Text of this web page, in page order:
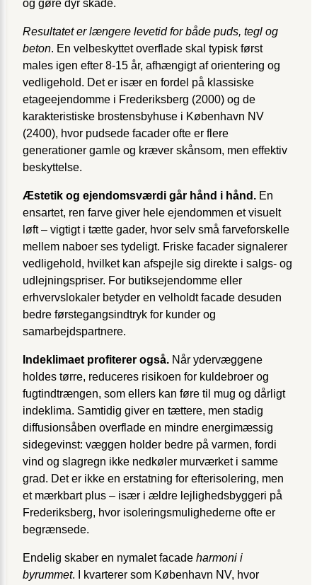
og gøre dyr skade.
Resultatet er længere levetid for både puds, tegl og
beton. En velbeskyttet overflade skal typisk først
males igen efter 8-15 år, afhængigt af orientering og
vedligehold. Det er især en fordel på klassiske
etageejendomme i Frederiksberg (2000) og de
karakteristiske brostensbyhuse i København NV
(2400), hvor pudsede facader ofte er flere
generationer gamle og kræver skånsom, men effektiv
beskyttelse.
Æstetik og ejendomsværdi går hånd i hånd. En
ensartet, ren farve giver hele ejendommen et visuelt
løft – vigtigt i tætte gader, hvor selv små farveforskelle
mellem naboer ses tydeligt. Friske facader signalerer
vedligehold, hvilket kan afspejle sig direkte i salgs- og
udlejningspriser. For butiksejendomme eller
erhvervslokaler betyder en velholdt facade desuden
bedre førstegangsindtryk for kunder og
samarbejdspartnere.
Indeklimaet profiterer også. Når ydervæggene
holdes tørre, reduceres risikoen for kuldebroer og
fugtindtrængen, som ellers kan føre til mug og dårligt
indeklima. Samtidig giver en tættere, men stadig
diffusionsåben overflade en mindre energimæssig
sidegevinst: væggen holder bedre på varmen, fordi
vind og slagregn ikke nedkøler murværket i samme
grad. Det er ikke en erstatning for efterisolering, men
et mærkbart plus – især i ældre lejlighedsbyggeri på
Frederiksberg, hvor isoleringsmulighederne ofte er
begrænsede.
Endelig skaber en nymalet facade harmoni i
byrummet. I kvarterer som København NV, hvor